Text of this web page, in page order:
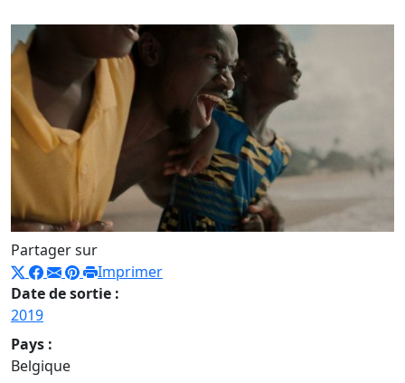
Partager sur
Imprimer
Date de sortie :
2019
Pays :
Belgique